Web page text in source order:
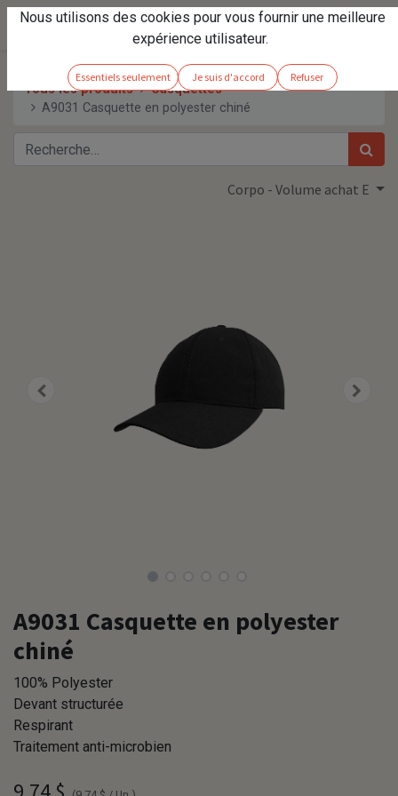
Tous les produits
Casquettes
A9031 Casquette en polyester chiné
Corpo - Volume achat E
A9031 Casquette en polyester
chiné
100% Polyester
Devant structurée
Respirant
Traitement anti-microbien
Nous utilisons des cookies pour vous fournir une meilleure
expérience utilisateur.
Essentiels seulement Je suis d'accord Refuser